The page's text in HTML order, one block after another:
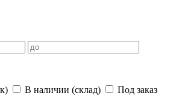
В наличии (склад)
Под заказ